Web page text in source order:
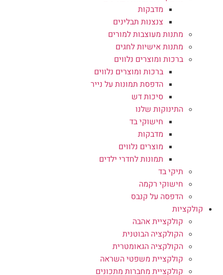
מדבקות
צנצנות תבלינים
מתנות מעוצבות למורים
מתנות אישיות לחגים
ברכות ומוצרים נלווים
ברכות ומוצרים נלווים
הדפסת תמונות על נייר
סיכות דש
התינוקות שלנו
חישוקי בד
מדבקות
מוצרים נלווים
תמונות לחדרי ילדים
תיקי בד
חישוקי רקמה
הדפסה על קנבס
קולקציות
קולקציית אהבה
הקולקציה הבוטנית
הקולקציה הגאומטרית
קולקציית משפטי השראה
קולקציית מחברות מתכונים